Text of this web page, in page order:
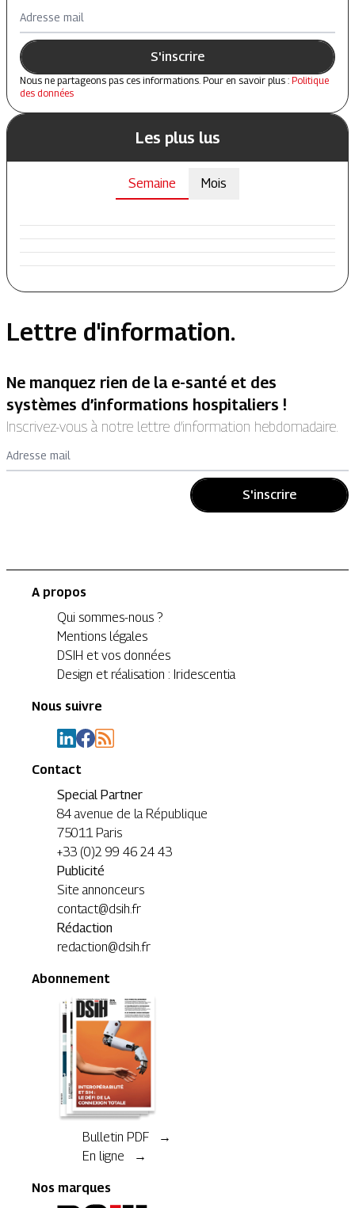
Adresse mail
S'inscrire
Nous ne partageons pas ces informations. Pour en savoir plus : Politique
des données
Les plus lus
Semaine Mois
Lettre d'information.
Ne manquez rien de la e-santé et des
systèmes d’informations hospitaliers !
Inscrivez-vous à notre lettre d’information hebdomadaire.
Adresse mail
S'inscrire
A propos
Qui sommes-nous ?
Mentions légales
DSIH et vos données
Design et réalisation : Iridescentia
Nous suivre
Contact
Special Partner
84 avenue de la République
75011 Paris
+33 (0)2 99 46 24 43
Publicité
Site annonceurs
contact@dsih.fr
Rédaction
redaction@dsih.fr
Abonnement
Bulletin PDF →
En ligne →
Nos marques